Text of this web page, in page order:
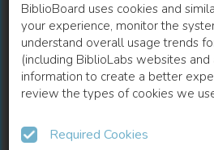
BiblioBoard uses cookies and
your experience, monitor the
understand overall usage trends
(including BiblioLabs websites
information to create a better
review the types of cookies we
Required Cookies
BOOK